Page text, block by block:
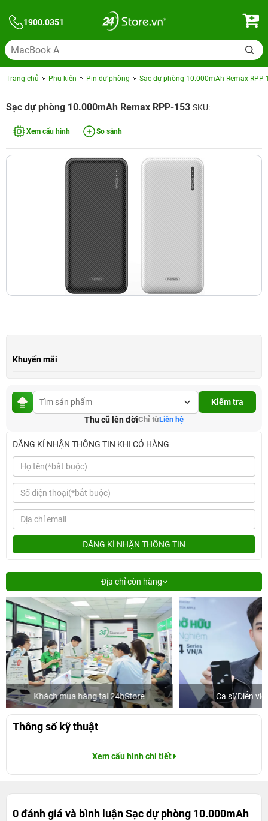
1900.0351
Trang chủ Phụ kiện Pin dự phòng Sạc dự phòng 10.000mAh Remax RPP-
Sạc dự phòng 10.000mAh Remax RPP-153 SKU:
Xem cấu hình So sánh
Khuyến mãi
Kiểm tra
Thu cũ lên đờiChỉ từLiên hệ
ĐĂNG KÍ NHẬN THÔNG TIN KHI CÓ HÀNG
ĐĂNG KÍ NHẬN THÔNG TIN
Địa chỉ còn hàng
tại 24hStore Ca sĩ/Diễn viên Jun Phạm
Thông số kỹ thuật
Xem cấu hình chi tiết
0 đánh giá và bình luậnSạc dự phòng 10.000mAh